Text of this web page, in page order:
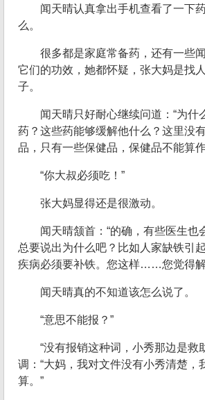
闻天晴认真拿出手机查看了一下
么。
很多都是家庭常备药，还有一些
它们的功效，她都怀疑，张大妈是找
子。
闻天晴只好耐心继续问道：“为什
药？这些药能够缓解他什么？这里没
品，只有一些保健品，保健品不能算
“你大叔必须吃！”
张大妈显得还是很激动。
闻天晴颔首：“的确，有些医生也
总要说出为什么吧？比如人家缺铁引
疾病必须要补铁。您这样……您觉得
闻天晴真的不知道该怎么说了。
“意思不能报？”
“没有报销这种词，小秀那边是救
调：“大妈，我对文件没有小秀清楚，
算。”